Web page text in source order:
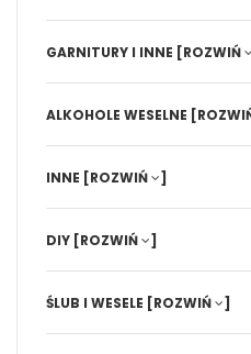
GARNITURY I INNE [ROZWIŃ
ALKOHOLE WESELNE
INNE [ROZWIŃ ]
DIY [ROZWIŃ ]
ŚLUB I WESELE [ROZWIŃ ]